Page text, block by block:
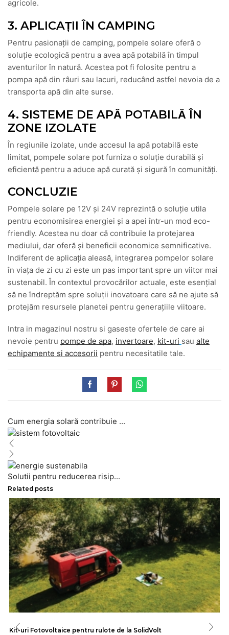
agricole.
3. APLICAȚII ÎN CAMPING
Pentru pasionații de camping, pompele solare oferă o
soluție ecologică pentru a avea apă potabilă în timpul
aventurilor în natură. Acestea pot fi folosite pentru a
pompa apă din râuri sau lacuri, reducând astfel nevoia de a
transporta apă din alte surse.
4. SISTEME DE APĂ POTABILĂ ÎN
ZONE IZOLATE
În regiunile izolate, unde accesul la apă potabilă este
limitat, pompele solare pot furniza o soluție durabilă și
eficientă pentru a aduce apă curată și sigură în comunități.
CONCLUZIE
Pompele solare pe 12V și 24V reprezintă o soluție utila
pentru economisirea energiei și a apei într-un mod eco-
friendly. Acestea nu doar că contribuie la protejarea
mediului, dar oferă și beneficii economice semnificative.
Indiferent de aplicația aleasă, integrarea pompelor solare
în viața de zi cu zi este un pas important spre un viitor mai
sustenabil. În contextul provocărilor actuale, este esențial
să ne îndreptăm spre soluții inovatoare care să ne ajute să
protejăm resursele planetei pentru generațiile viitoare.
Intra in magazinul nostru si gaseste ofertele de care ai
nevoie pentru pompe de apa, invertoare, kit-uri sau alte
echipamente si accesorii pentru necesitatile tale.
Cum energia solară contribuie ...
Solutii pentru reducerea risip...
Related posts
Kit-uri Fotovoltaice pentru rulote de la SolidVolt